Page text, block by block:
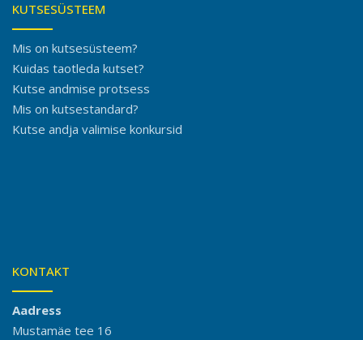
KUTSESÜSTEEM
Mis on kutsesüsteem?
Kuidas taotleda kutset?
Kutse andmise protsess
Mis on kutsestandard?
Kutse andja valimise konkursid
KONTAKT
Aadress
Mustamäe tee 16